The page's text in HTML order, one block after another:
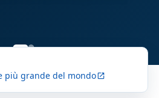
più grande del mondoopen_in_new